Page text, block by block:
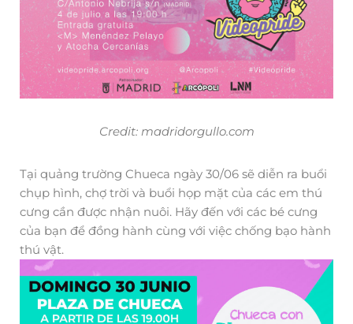
Credit: madridorgullo.com
Tại quảng trường Chueca ngày 30/06 sẽ diễn ra buổi
chụp hình, chợ trời và buổi họp mặt của các em thú
cưng cần được nhận nuôi. Hãy đến với các bé cưng
của bạn để đồng hành cùng với việc chống bạo hành
thú vật.